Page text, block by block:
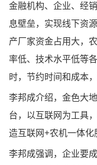
金融机构、企业、经
息壁垒，实现线下资
产厂家资金占用大，
率低、技术水平低等
时，节约时间和成本，
李邦成介绍，金色大
台，以互联网为工具
造互联网+农机一体化
李邦成强调，企业要